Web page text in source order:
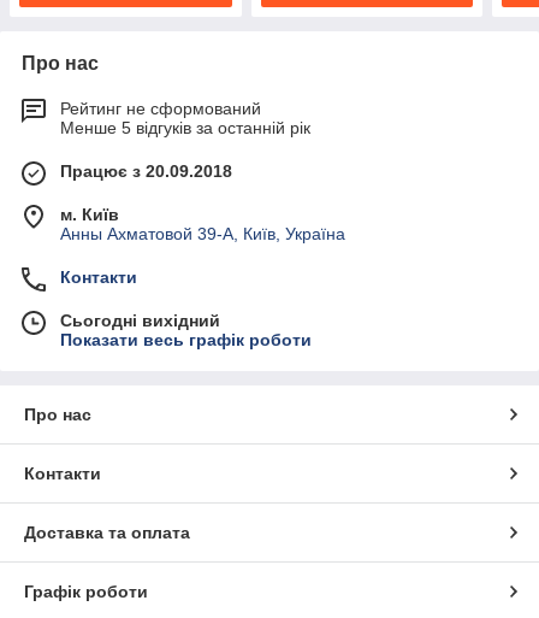
Про нас
Рейтинг не сформований
Менше 5 відгуків за останній рік
Працює з 20.09.2018
м. Київ
Анны Ахматовой 39-А, Київ, Україна
Контакти
Сьогодні вихідний
Показати весь графік роботи
Про нас
Контакти
Доставка та оплата
Графік роботи